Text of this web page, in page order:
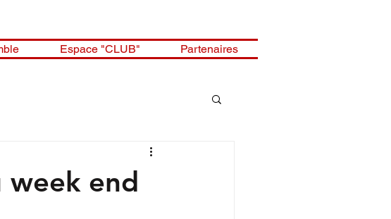
Espace "CLUB" Partenaires
end